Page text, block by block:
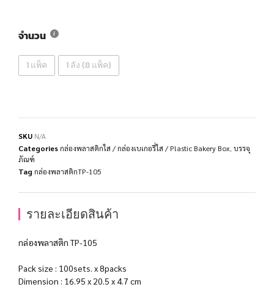
จำนวน
1 แพ็ค 1 ลัง (8 แพ็ค)
SKU N/A
Categoriesกล่องพลาสติกใส / กล่องเบเกอรี่ใส / Plastic Bakery Box บรรจุ
ภัณฑ์
Tag กล่องพลาสติกTP-105
รายละเอียดสินค้า
กล่องพลาสติก TP-105
Pack size : 100sets. x 8packs
Dimension : 16.95 x 20.5 x 4.7 cm